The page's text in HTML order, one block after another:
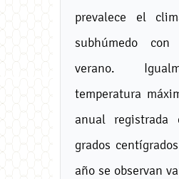
prevalece el
subhúmedo
verano.
temperatura
anual registrada
grados
año se observan